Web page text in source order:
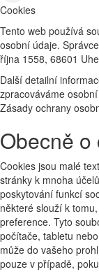
Cookies
Tento web používá
osobní údaje.
října 1558, 68601
Další detailní
zpracováváme
Zásady ochrany
Obecně o
Cookies jsou malé
stránky k mnoha
poskytování funkcí
některé slouží k
preference. Tyto
počítače, tabletu
může do vašeho
pouze v případě,